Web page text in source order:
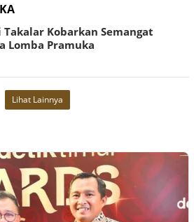
Kobarkan Semangat
Lomba Pramuka
Lihat Lainnya